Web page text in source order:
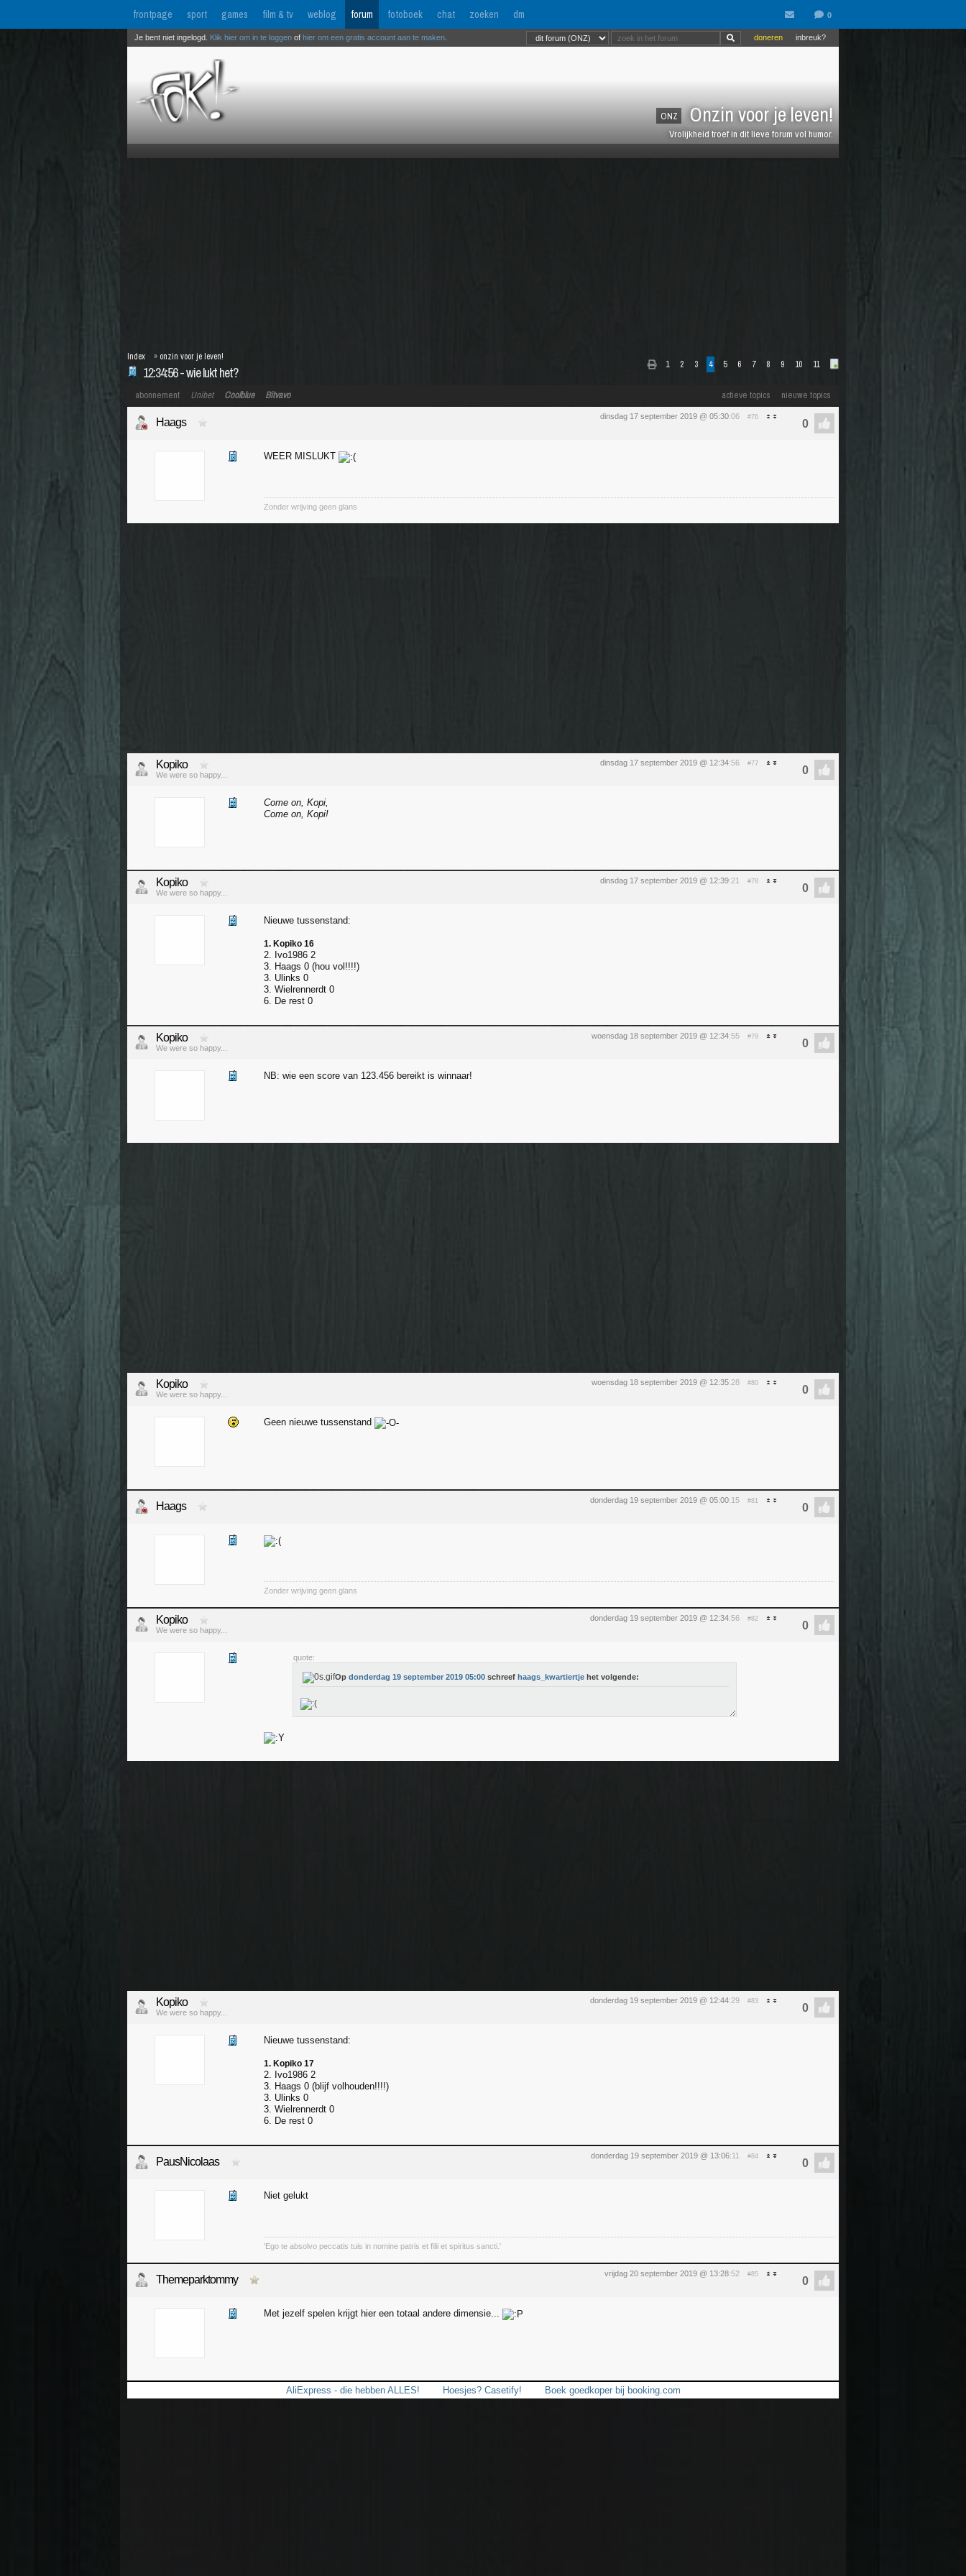
frontpage sport games film & tv weblog forum fotoboek chat zoeken dm
ONZ Onzin voor je leven!
Vrolijkheid troef in dit lieve forum vol humor.
inbreuk?
doneren
Je bent niet ingelogd. Klik hier om in te loggen of hier om een gratis account aan te maken
1 2 3 4 5 6 7 8 9 10 11
12:34:56 - wie lukt het?
Index » onzin voor je leven!
actieve topics nieuwe topics
abonnement Unibet Coolblue Bitvavo
dinsdag 17 september 2019 @ 05:30:06 #76
Haags
WEER MISLUKT
Zonder wrijving geen glans
dinsdag 17 september 2019 @ 12:34:56 #77
Kopiko
We were so happy...
Come on, Kopi,
Come on, Kopi!
dinsdag 17 september 2019 @ 12:39:21 #78
Kopiko
We were so happy...
Nieuwe tussenstand:
1. Kopiko 16
2. Ivo1986 2
3. Haags 0 (hou vol!!!!)
3. Ulinks 0
3. Wielrennerdt 0
6. De rest 0
woensdag 18 september 2019 @ 12:34:55 #79
Kopiko
We were so happy...
NB: wie een score van 123.456 bereikt is winnaar!
woensdag 18 september 2019 @ 12:35:28 #80
Kopiko
We were so happy...
Geen nieuwe tussenstand
donderdag 19 september 2019 @ 05:00:15 #81
Haags
Zonder wrijving geen glans
donderdag 19 september 2019 @ 12:34:56 #82
Kopiko
We were so happy...
quote:
Op donderdag 19 september 2019 05:00 schreef haags_kwartiertje het volgende:
donderdag 19 september 2019 @ 12:44:29 #83
Kopiko
We were so happy...
Nieuwe tussenstand:
1. Kopiko 17
2. Ivo1986 2
3. Haags 0 (blijf volhouden!!!!)
3. Ulinks 0
3. Wielrennerdt 0
6. De rest 0
donderdag 19 september 2019 @ 13:06:11 #84
PausNicolaas
Niet gelukt
'Ego te absolvo peccatis tuis in nomine patris et filii et spiritus sancti.'
vrijdag 20 september 2019 @ 13:28:52 #85
Themeparktommy
Met jezelf spelen krijgt hier een totaal andere dimensie...
AliExpress - die hebben ALLES! Hoesjes? Casetify! Boek goedkoper bij booking.com